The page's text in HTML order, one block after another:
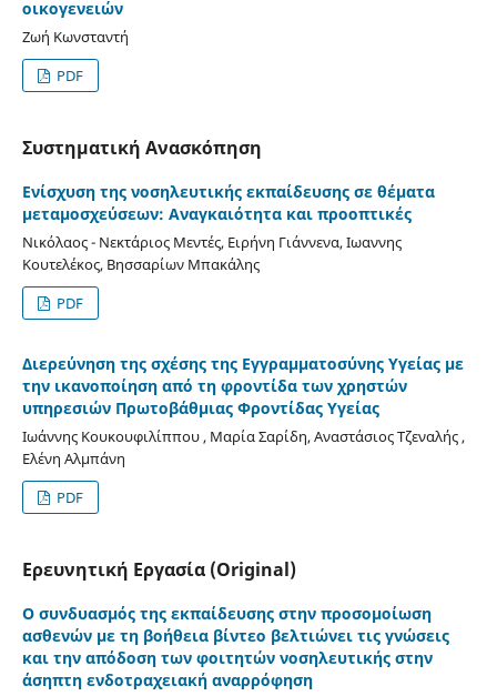
οικογενειών
Ζωή Κωνσταντή
PDF
Συστηματική Ανασκόπηση
Ενίσχυση της νοσηλευτικής εκπαίδευσης σε θέματα
μεταμοσχεύσεων: Αναγκαιότητα και προοπτικές
Νικόλαος - Νεκτάριος Μεντές, Ειρήνη Γιάννενα, Ιωαννης
Κουτελέκος, Βησσαρίων Μπακάλης
PDF
Διερεύνηση της σχέσης της Εγγραμματοσύνης Υγείας με
την ικανοποίηση από τη φροντίδα των χρηστών
υπηρεσιών Πρωτοβάθμιας Φροντίδας Υγείας
Ιωάννης Κουκουφιλίππου , Μαρία Σαρίδη, Αναστάσιος Τζεναλής ,
Ελένη Αλμπάνη
PDF
Ερευνητική Εργασία (Original)
Ο συνδυασμός της εκπαίδευσης στην προσομοίωση
ασθενών με τη βοήθεια βίντεο βελτιώνει τις γνώσεις
και την απόδοση των φοιτητών νοσηλευτικής στην
άσηπτη ενδοτραχειακή αναρρόφηση